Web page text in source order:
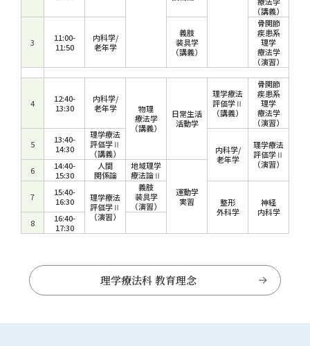
（講義）
3
11:00-
11:50
内科学/
老年学
義肢
装具学
（講義）
骨関節
疾患系
理学
療法学
（演習）
4
12:40-
13:30
内科学/
老年学
物理
療法学
（講義）
日常生活
活動学
理学療法
評価学Ⅱ
（講義）
骨関節
疾患系
理学
療法学
（演習）
5
13:40-
14:30
理学療法
評価学Ⅱ
（講義）
内科学/
老年学
理学療法
評価学Ⅱ
（演習）
6
14:40-
15:30
人間
関係論
地域理学
療法論Ⅱ
運動学
実習
7
15:40-
16:30
理学療法
評価学Ⅱ
（演習）
義肢
装具学
（演習）
整形
外科学
神経
内科学
8
16:40-
17:30
理学療法科 教育理念